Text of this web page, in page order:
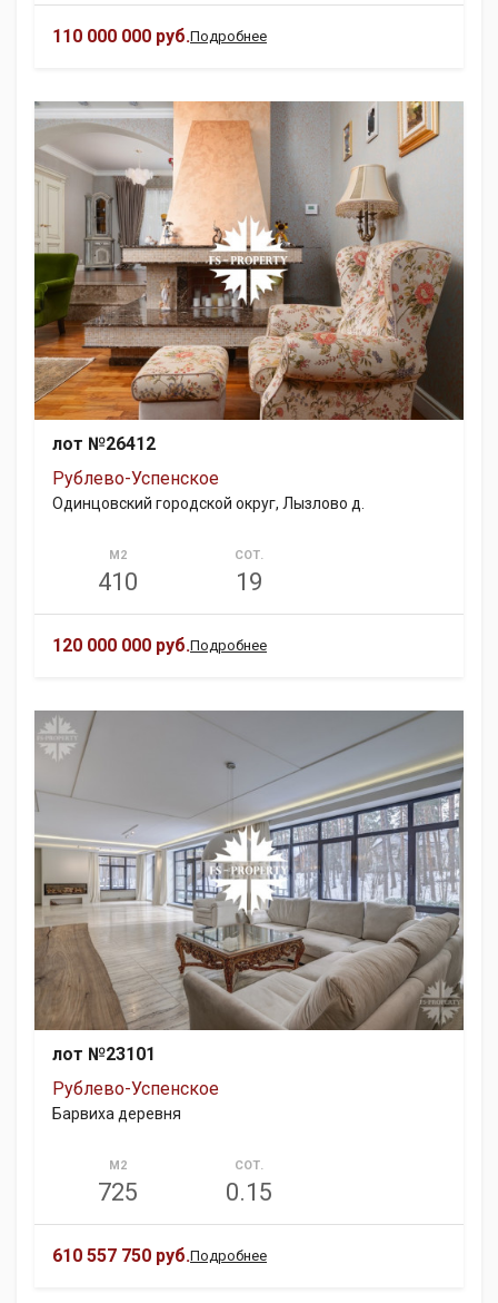
110 000 000 руб.Подробнее
лот №26412
Рублево-Успенское
Одинцовский городской округ, Лызлово д.
М2
410
СОТ.
19
120 000 000 руб.Подробнее
лот №23101
Рублево-Успенское
Барвиха деревня
М2
725
СОТ.
0.15
610 557 750 руб.Подробнее